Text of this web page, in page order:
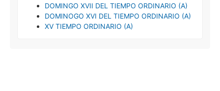
DOMINGO XVII DEL TIEMPO ORDINARIO (A)
DOMINOGO XVI DEL TIEMPO ORDINARIO (A)
XV TIEMPO ORDINARIO (A)